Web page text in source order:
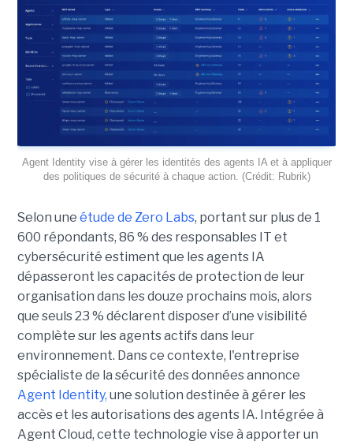
Agent Identity vise à gérer les identités des agents IA et à appliquer
des politiques de sécurité à chaque action. (Crédit: Rubrik)
Selon une étude de Zero Labs, portant sur plus de 1
600 répondants, 86 % des responsables IT et
cybersécurité estiment que les agents IA
dépasseront les capacités de protection de leur
organisation dans les douze prochains mois, alors
que seuls 23 % déclarent disposer d’une visibilité
complète sur les agents actifs dans leur
environnement. Dans ce contexte, l'entreprise
spécialiste de la sécurité des données annonce
Agent Identity, une solution destinée à gérer les
accès et les autorisations des agents IA. Intégrée à
Agent Cloud, cette technologie vise à apporter un